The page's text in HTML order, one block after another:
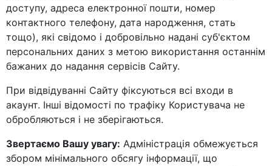
доступу, адреса електронної пошти, номер
контактного телефону, дата народження, стать
тощо), які свідомо і добровільно надані суб'єктом
персональних даних з метою використання останнім
бажаних до надання сервісів Сайту.
При відвідуванні Сайту фіксуються всі входи в
акаунт. Інші відомості по трафіку Користувача не
обробляються і не зберігаються.
Звертаємо Вашу увагу: Адміністрація обмежується
збором мінімального обсягу інформації, що